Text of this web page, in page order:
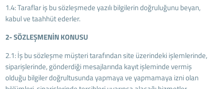
1.4: Taraflar iş bu sözleşmede yazılı bilgilerin doğruluğunu beyan,
kabul ve taahhüt ederler.
2- SÖZLEŞMENİN KONUSU
2.1: İş bu sözleşme müşteri tarafından site üzerindeki işlemlerinde,
siparişlerinde, gönderdiği mesajlarında kayıt işleminde vermiş
olduğu bilgiler doğrultusunda yapmaya ve yapmamaya izni olan